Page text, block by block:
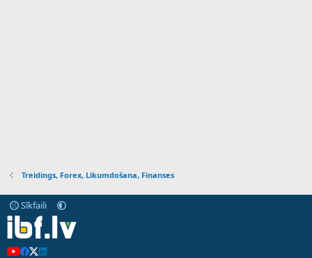
Treidings, Forex, Likumdošana, Finanses
Sīkfaili